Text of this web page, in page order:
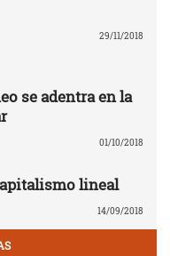
29/11/2018
se adentra en la
01/10/2018
lineal
14/09/2018